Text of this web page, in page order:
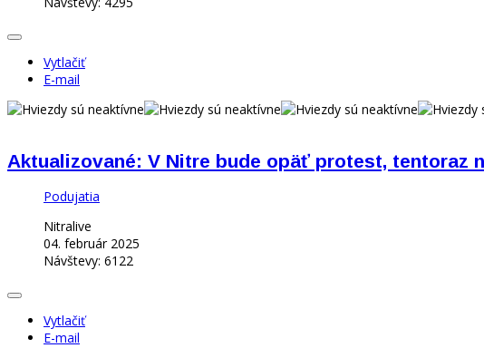
Vytlačiť
E-mail
Aktualizované: V Nitre bude opäť protest, tentoraz
Podujatia
Nitralive
04. február 2025
Návštevy: 6122
Vytlačiť
E-mail